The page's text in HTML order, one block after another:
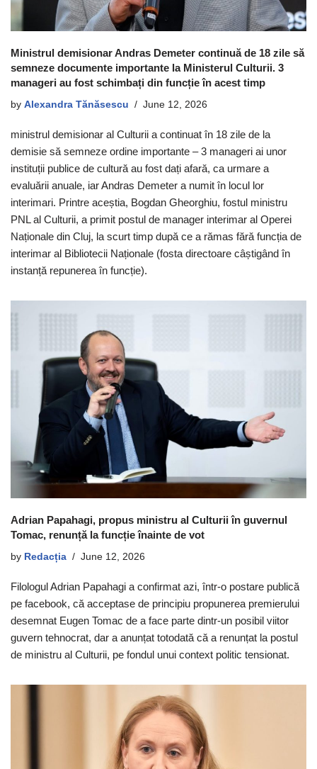
Ministrul demisionar Andras Demeter continuă de 18 zile să
semneze documente importante la Ministerul Culturii. 3
manageri au fost schimbați din funcție în acest timp
by Alexandra Tănăsescu June 12, 2026
ministrul demisionar al Culturii a continuat în 18 zile de la
demisie să semneze ordine importante – 3 manageri ai unor
instituții publice de cultură au fost dați afară, ca urmare a
evaluării anuale, iar Andras Demeter a numit în locul lor
interimari. Printre aceștia, Bogdan Gheorghiu, fostul ministru
PNL al Culturii, a primit postul de manager interimar al Operei
Naționale din Cluj, la scurt timp după ce a rămas fără funcția de
interimar al Bibliotecii Naționale (fosta directoare câștigând în
instanță repunerea în funcție).
Adrian Papahagi, propus ministru al Culturii în guvernul
Tomac, renunță la funcție înainte de vot
by Redacția June 12, 2026
Filologul Adrian Papahagi a confirmat azi, într-o postare publică
pe facebook, că acceptase de principiu propunerea premierului
desemnat Eugen Tomac de a face parte dintr-un posibil viitor
guvern tehnocrat, dar a anunțat totodată că a renunțat la postul
de ministru al Culturii, pe fondul unui context politic tensionat.